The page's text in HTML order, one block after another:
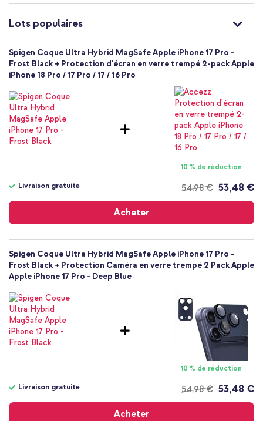
8800283314816
Spigen
Noir
Plastique
Apple
Arrière & latérale
100
Lots populaires
Spigen Coque Ultra Hybrid MagSafe Apple iPhone 17 Pro -
Frost Black + Protection d'écran en verre trempé 2-pack Apple
iPhone 18 Pro / 17 Pro / 17 / 16 Pro
10 % de réduction
54,98 €
Livraison gratuite 53,48 €
Acheter
gratuite
Spigen Coque Ultra Hybrid MagSafe Apple iPhone 17 Pro -
Frost Black + Protection Caméra en verre trempé 2 Pack Apple
Apple iPhone 17 Pro - Deep Blue
10 % de réduction
54,98 €
Livraison gratuite 53,48 €
Acheter
gratuite